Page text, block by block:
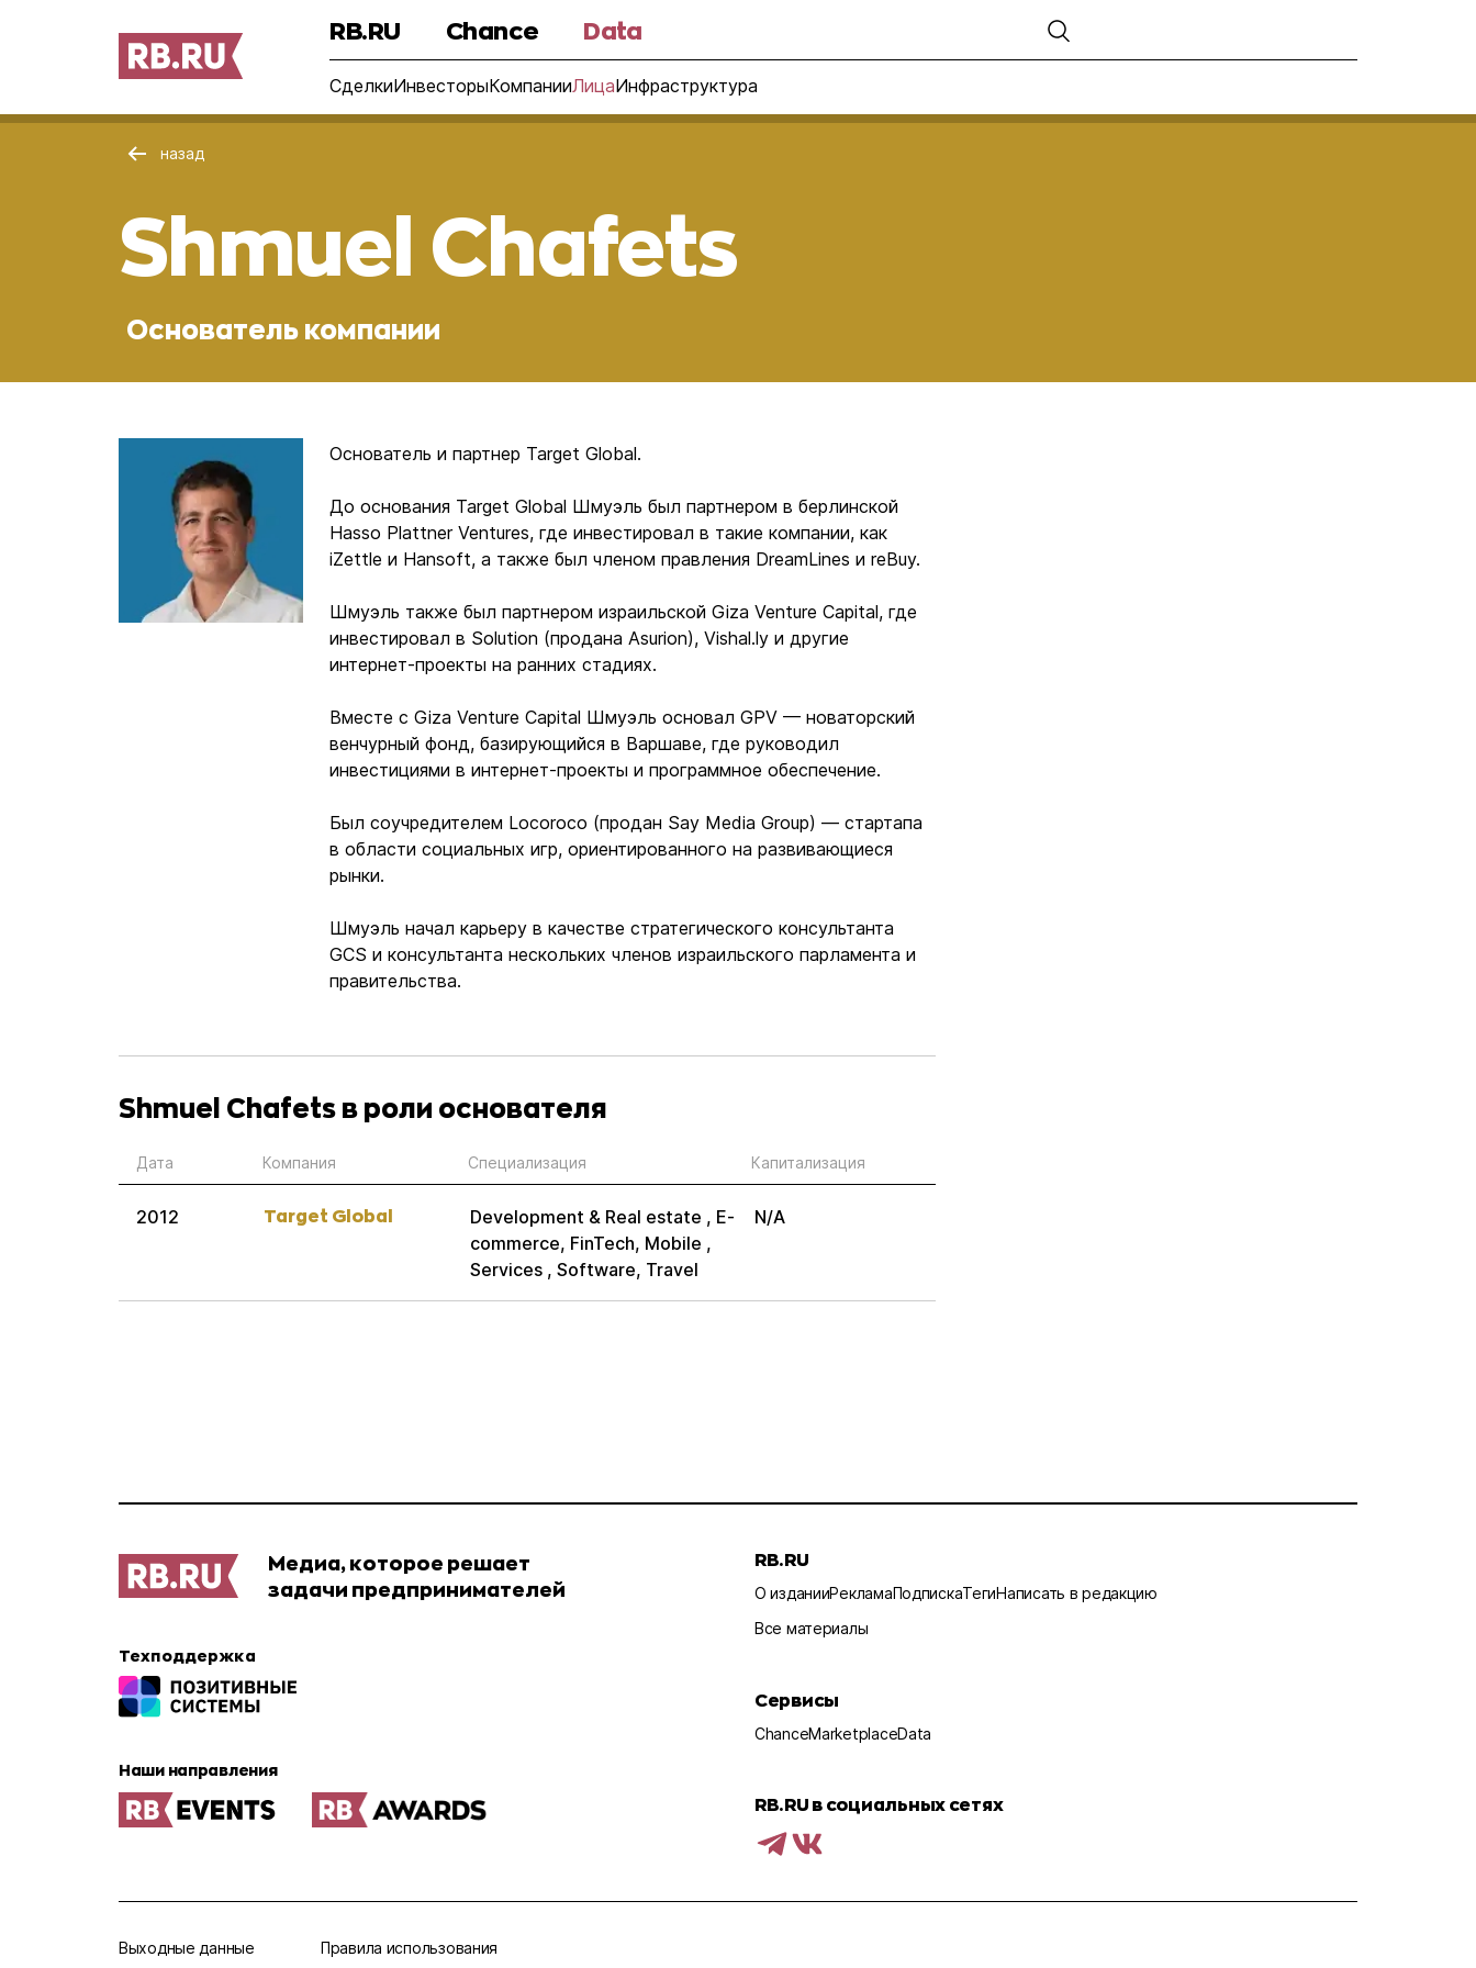
RB.RU Chance Data
СделкиИнвесторыКомпанииЛицаИнфраструктура
назад
Shmuel Chafets
Основатель компании
Основатель и партнер Target Global.
До основания Target Global Шмуэль был партнером в берлинской
Hasso Plattner Ventures, где инвестировал в такие компании, как
iZettle и Hansoft, а также был членом правления DreamLines и reBuy.
Шмуэль также был партнером израильской Giza Venture Capital, где
инвестировал в Solution (продана Asurion), Vishal.ly и другие
интернет-проекты на ранних стадиях.
Вместе с Giza Venture Capital Шмуэль основал GPV — новаторский
венчурный фонд, базирующийся в Варшаве, где руководил
инвестициями в интернет-проекты и программное обеспечение.
Был соучредителем Locoroco (продан Say Media Group) — стартапа
в области социальных игр, ориентированного на развивающиеся
рынки.
Шмуэль начал карьеру в качестве стратегического консультанта
GCS и консультанта нескольких членов израильского парламента и
правительства.
Shmuel Chafets в роли основателя
Дата Компания Специализация Капитализация
2012 Target Global Development & Real estate , E-
commerce, FinTech, Mobile ,
Services , Software, Travel
N/A
Медиа, которое решает
задачи предпринимателей
Техподдержка
Наши направления
RB.RU
О изданииРекламаПодпискаТегиНаписать в редакцию
Все материалы
Сервисы
ChanceMarketplaceData
RB.RU в социальных сетях
Выходные данные Правила использования